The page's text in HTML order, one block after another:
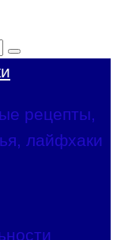
рецепты,
лайфхаки